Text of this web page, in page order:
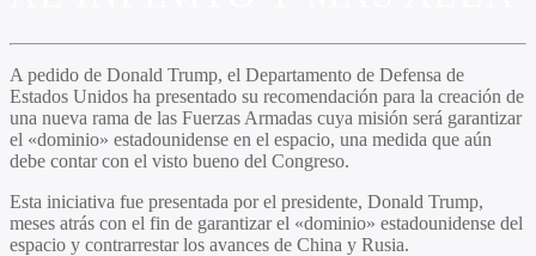
A pedido de Donald Trump, el Departamento de Defensa de
Estados Unidos ha presentado su recomendación para la creación de
una nueva rama de las Fuerzas Armadas cuya misión será garantizar
el «dominio» estadounidense en el espacio, una medida que aún
debe contar con el visto bueno del Congreso.
Esta iniciativa fue presentada por el presidente, Donald Trump,
meses atrás con el fin de garantizar el «dominio» estadounidense del
espacio y contrarrestar los avances de China y Rusia.